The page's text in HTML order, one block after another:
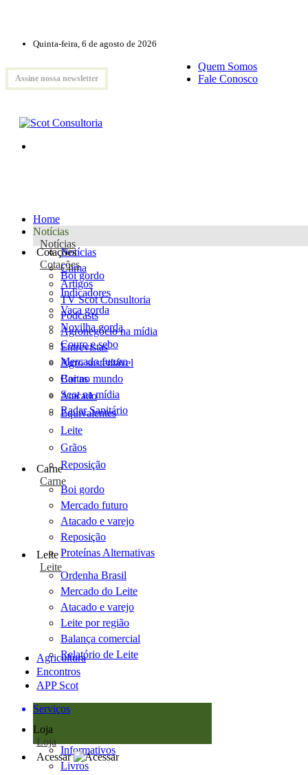
Quinta-feira, 6 de agosto de 2026
Assine nossa newsletter
Quem Somos
Fale Conosco
Home
Notícias
Notícias
Notícias
Clima
Artigos
TV Scot Consultoria
Podcasts
Agronegócio na mídia
Entrevistas
Agro sustentável
Cartas
Scot na mídia
Radar Sanitário
Cotações
Cotações
Boi gordo
Indicadores
Vaca gorda
Novilha gorda
Couro e sebo
Mercado futuro
Boi no mundo
Atacado
Equivalentes
Leite
Grãos
Reposição
Carne
Carne
Boi gordo
Mercado futuro
Atacado e varejo
Reposição
Proteínas Alternativas
Leite
Leite
Ordenha Brasil
Mercado do Leite
Atacado e varejo
Leite por região
Balança comercial
Relatório de Leite
Agricultura
Encontros
APP Scot
Serviços
Loja
Loja
Informativos
Livros
Acessar